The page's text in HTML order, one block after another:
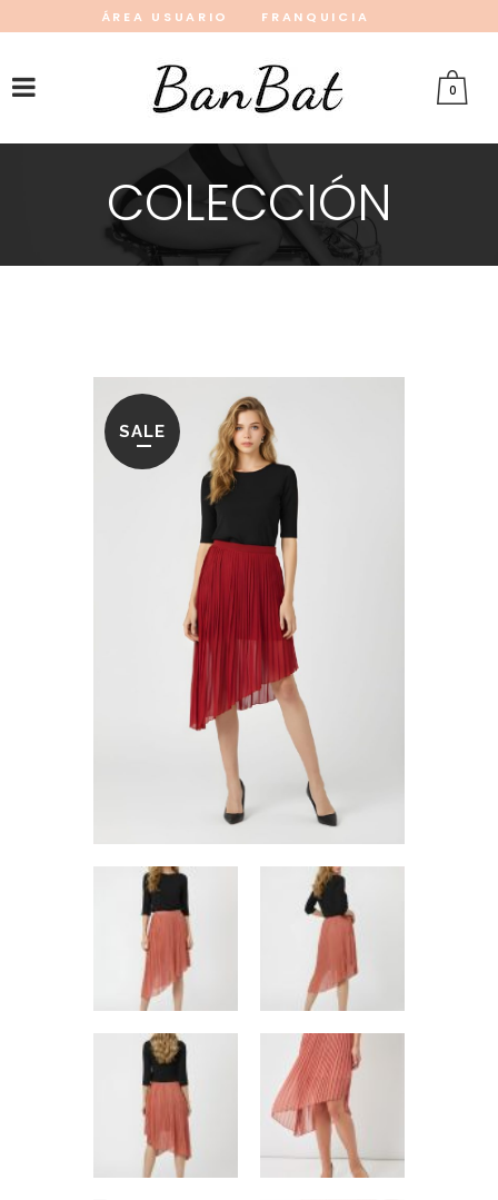
ÁREA USUARIO
FRANQUICIA
0
COLECCIÓN
SALE